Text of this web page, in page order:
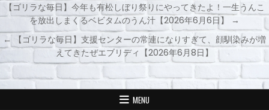
投
稿
ナ
ビ
【ゴリラな毎日】今年も有松しぼり祭りにやってきたよ！一生うんこ
を放出しまくるベビタムのうん汁【2026年6月6日】 →
← 【ゴリラな毎日】支援センターの常連になりすぎて、顔馴染みが増
えてきたぜエブリディ【2026年6月8日】
MENU